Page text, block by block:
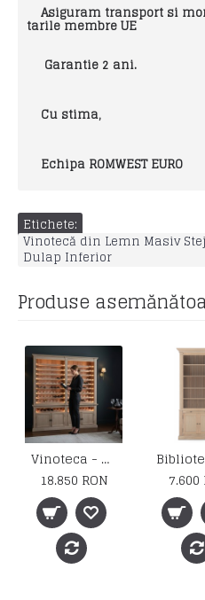
Asiguram transport si
tarile membre UE
Garantie 2 ani.
Cu stima,
Echipa ROMWEST EURO
Etichete:
Vinotecă din Lemn Masiv
Dulap Inferior
Produse
Vinoteca - MC 246
18.850 RON
7.600